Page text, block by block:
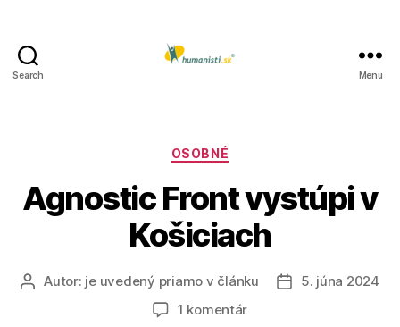
Search Menu
Kategórie
OSOBNÉ
Agnostic Front vystúpi v
Košiciach
AutorAutor: je uvedený priamo v článku
Dátum
5. júna 2024
1 komentárna